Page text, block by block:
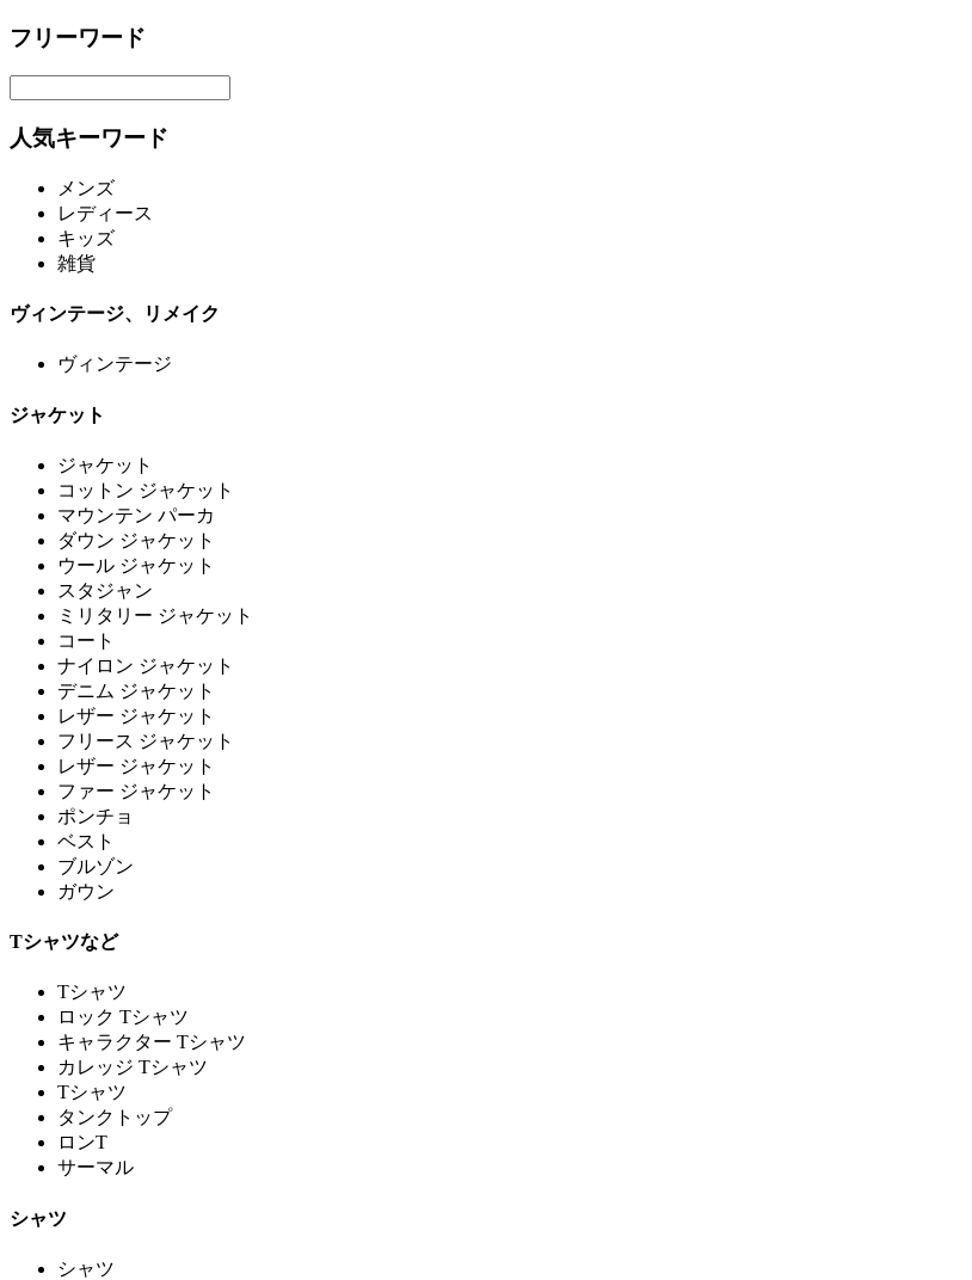
フリーワード
人気キーワード
メンズ
レディース
キッズ
雑貨
ヴィンテージ、リメイク
ヴィンテージ
ジャケット
ジャケット
コットン ジャケット
マウンテン パーカ
ダウン ジャケット
ウール ジャケット
スタジャン
ミリタリー ジャケット
コート
ナイロン ジャケット
デニム ジャケット
レザー ジャケット
フリース ジャケット
レザー ジャケット
ファー ジャケット
ポンチョ
ベスト
ブルゾン
ガウン
Tシャツなど
Tシャツ
ロック Tシャツ
キャラクター Tシャツ
カレッジ Tシャツ
Tシャツ
タンクトップ
ロンT
サーマル
シャツ
シャツ